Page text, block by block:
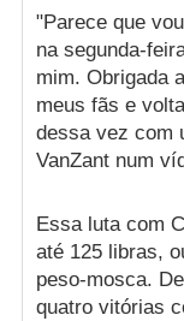
"Parece que
na segunda-
mim. Obrigada
meus fãs e
dessa vez com
VanZant num
Essa luta com
até 125 libras,
peso-mosca.
quatro vitórias